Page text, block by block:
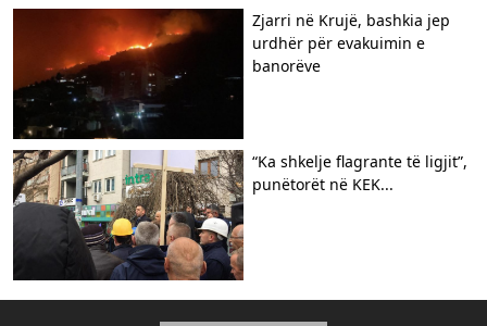
Zjarri në Krujë, bashkia jep
urdhër për evakuimin e
banorëve
“Ka shkelje flagrante të ligjit”,
punëtorët në KEK...